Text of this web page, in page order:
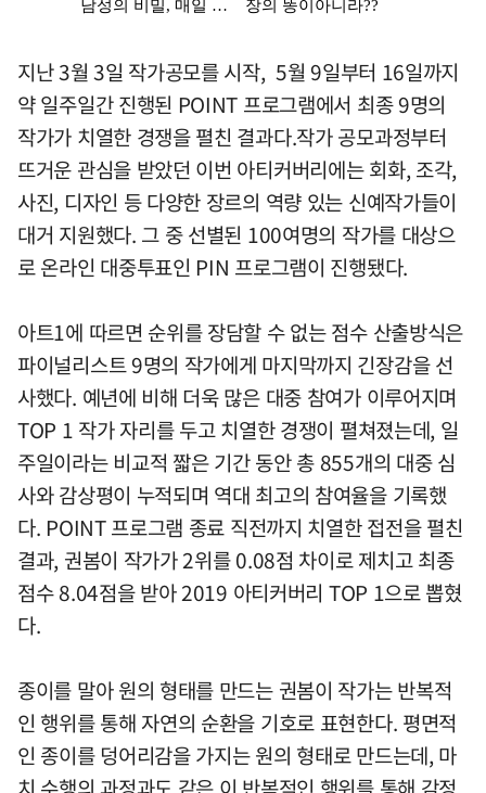
지난 3월 3일 작가공모를 시작, 5월 9일부터 16일까지
약 일주일간 진행된 POINT 프로그램에서 최종 9명의
작가가 치열한 경쟁을 펼친 결과다.작가 공모과정부터
뜨거운 관심을 받았던 이번 아티커버리에는 회화, 조각,
사진, 디자인 등 다양한 장르의 역량 있는 신예작가들이
대거 지원했다. 그 중 선별된 100여명의 작가를 대상으
로 온라인 대중투표인 PIN 프로그램이 진행됐다.
아트1에 따르면 순위를 장담할 수 없는 점수 산출방식은
파이널리스트 9명의 작가에게 마지막까지 긴장감을 선
사했다. 예년에 비해 더욱 많은 대중 참여가 이루어지며
TOP 1 작가 자리를 두고 치열한 경쟁이 펼쳐졌는데, 일
주일이라는 비교적 짧은 기간 동안 총 855개의 대중 심
사와 감상평이 누적되며 역대 최고의 참여율을 기록했
다. POINT 프로그램 종료 직전까지 치열한 접전을 펼친
결과, 권봄이 작가가 2위를 0.08점 차이로 제치고 최종
점수 8.04점을 받아 2019 아티커버리 TOP 1으로 뽑혔
다.
종이를 말아 원의 형태를 만드는 권봄이 작가는 반복적
인 행위를 통해 자연의 순환을 기호로 표현한다. 평면적
인 종이를 덩어리감을 가지는 원의 형태로 만드는데, 마